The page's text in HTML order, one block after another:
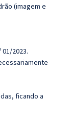
(imagem e
2023.
ficando a